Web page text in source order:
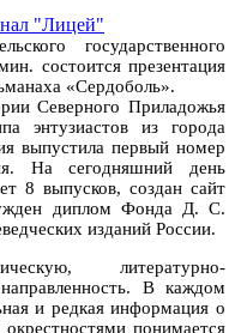
"Лицей"
государственного
состоится презентация
«Сердоболь».
Северного Приладожья
энтузиастов из города
выпустила первый номер
На сегодняшний день
8 выпусков, создан сайт
диплом Фонда Д. С.
изданий России.
литературно-
В каждом
и редкая информация о
понимается